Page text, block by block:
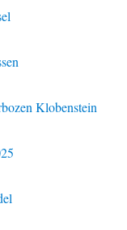
Klobenstein